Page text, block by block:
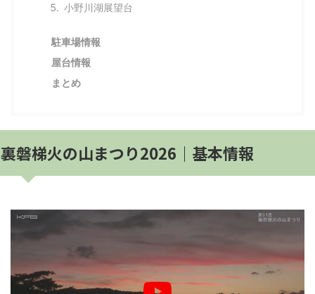
小野川湖展望台
駐車場情報
屋台情報
まとめ
裏磐梯火の山まつり2026｜基本情報